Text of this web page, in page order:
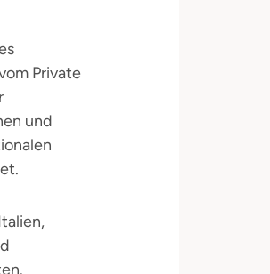
Private
und